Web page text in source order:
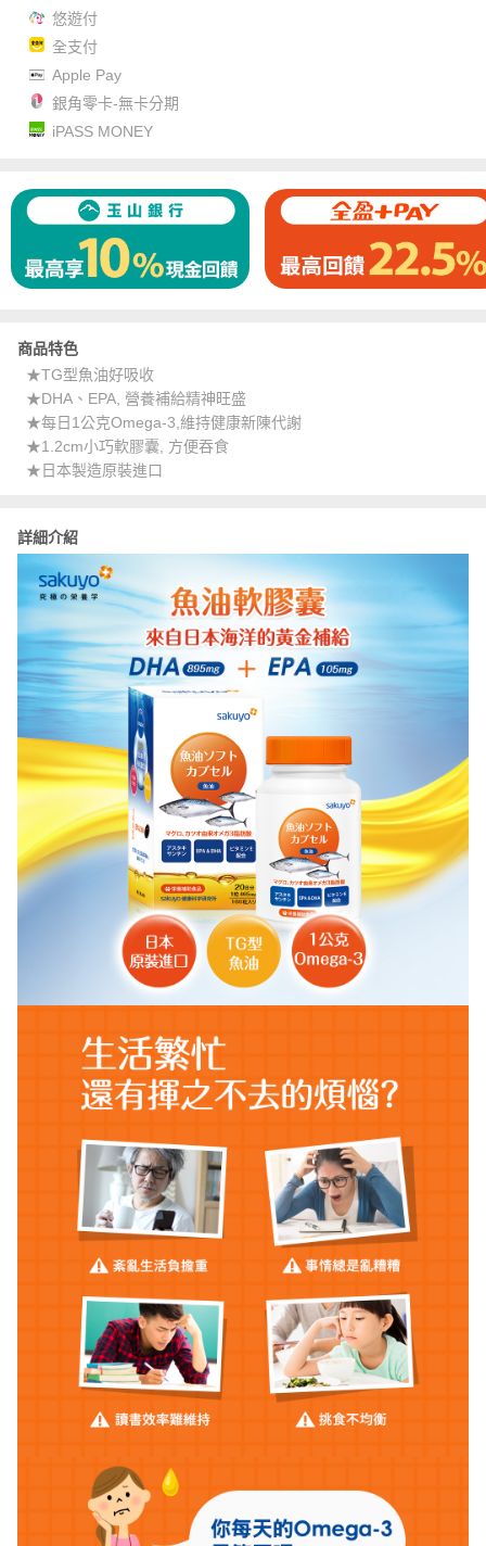
悠遊付
全支付
Apple Pay
銀角零卡-無卡分期
iPASS MONEY
商品特色
★TG型魚油好吸收
★DHA、EPA, 營養補給精神旺盛
★每日1公克Omega-3,維持健康新陳代謝
★1.2cm小巧軟膠囊, 方便吞食
★日本製造原裝進口
詳細介紹